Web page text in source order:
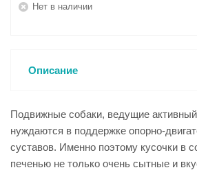
Нет в наличии
Описание
Подвижные собаки, ведущие
нуждаются в поддержке опорно-
суставов. Именно поэтому кусочки в
печенью не только очень сытные и